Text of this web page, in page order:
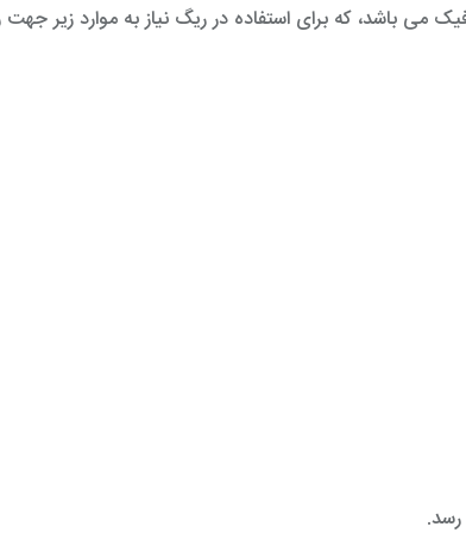
که برای استفاده در ریگ نیاز به موارد زیر جهت
رسد.